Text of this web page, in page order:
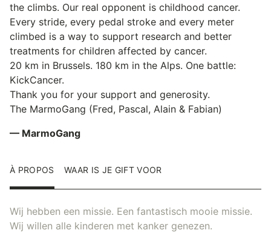
the climbs. Our real opponent is childhood cancer.
Every stride, every pedal stroke and every meter
climbed is a way to support research and better
treatments for children affected by cancer.
20 km in Brussels. 180 km in the Alps. One battle:
KickCancer.
Thank you for your support and generosity.
The MarmoGang (Fred, Pascal, Alain & Fabian)
— MarmoGang
À PROPOS WAAR IS JE GIFT VOOR
Wij hebben een missie. Een fantastisch mooie missie.
Wij willen alle kinderen met kanker genezen.